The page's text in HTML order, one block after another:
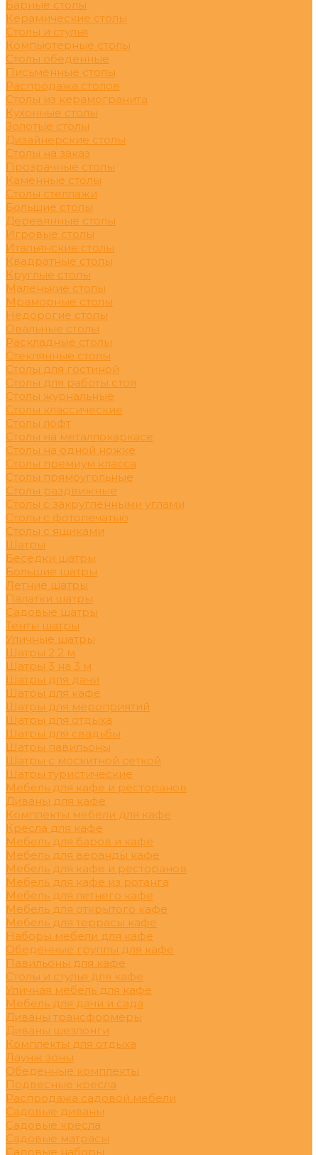
Барные столы
Керамические столы
Столы и стулья
Компьютерные столы
Столы обеденные
Письменные столы
Распродажа столов
Столы из керамогранита
Кухонные столы
Золотые столы
Дизайнерские столы
Столы на заказ
Прозрачные столы
Каменные столы
Столы стеллажи
Большие столы
Деревянные столы
Игровые столы
Итальянские столы
Квадратные столы
Круглые столы
Маленькие столы
Мраморные столы
Недорогие столы
Овальные столы
Раскладные столы
Стеклянные столы
Столы для гостиной
Столы для работы стоя
Столы журнальные
Столы классические
Столы лофт
Столы на металлокаркасе
Столы на одной ножке
Столы премиум класса
Столы прямоугольные
Столы раздвижные
Столы с закругленными углами
Столы с фотопечатью
Столы с ящиками
Шатры
Беседки шатры
Большие шатры
Летние шатры
Палатки шатры
Садовые шатры
Тенты шатры
Уличные шатры
Шатры 2 2 м
Шатры 3 на 3 м
Шатры для дачи
Шатры для кафе
Шатры для мероприятий
Шатры для отдыха
Шатры для свадьбы
Шатры павильоны
Шатры с москитной сеткой
Шатры туристические
Мебель для кафе и ресторанов
Диваны для кафе
Комплекты мебели для кафе
Кресла для кафе
Мебель для баров и кафе
Мебель для веранды кафе
Мебель для кафе и ресторанов
Мебель для кафе из ротанга
Мебель для летнего кафе
Мебель для открытого кафе
Мебель для террасы кафе
Наборы мебели для кафе
Обеденные группы для кафе
Павильоны для кафе
Столы и стулья для кафе
Уличная мебель для кафе
Мебель для дачи и сада
Диваны трансформеры
Диваны шезлонги
Комплекты для отдыха
Лаунж зоны
Обеденные комплекты
Подвесные кресла
Распродажа садовой мебели
Садовые диваны
Садовые кресла
Садовые матрасы
Садовые наборы